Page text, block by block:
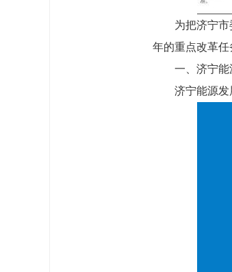
为把济宁
年的重点改革任
一、济宁能
济宁能源